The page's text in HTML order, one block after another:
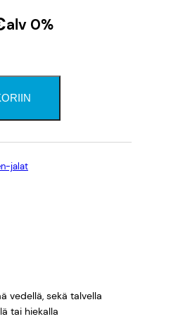
alv 0%
jalat
vedellä, sekä talvella
tai hiekalla